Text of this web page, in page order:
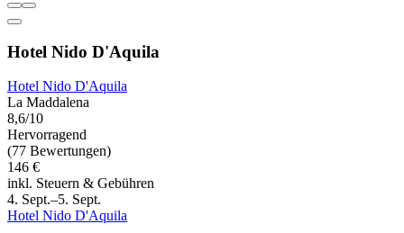
Hotel Nido D'Aquila
Hotel Nido D'Aquila
La Maddalena
8,6/10
Hervorragend
(77 Bewertungen)
146 €
inkl. Steuern & Gebühren
4. Sept.–5. Sept.
Hotel Nido D'Aquila